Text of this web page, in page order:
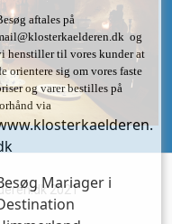
2021
aftales på
og
henstiller til vores kunder at
orientere sig om vores faste
og varer bestilles på
via
Mariager i